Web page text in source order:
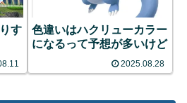
す
色違いはハクリューカラー
になるって予想が多いけど
2025.08.28